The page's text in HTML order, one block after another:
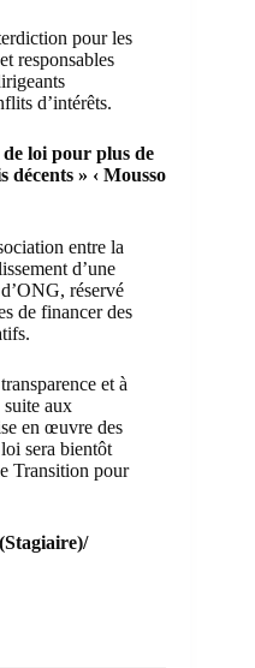
pour les
responsables
d’intérêts.
loi pour plus de
décents » ‹ Mousso
entre la
d’une
réservé
de financer des
et à
suite aux
en œuvre des
sera bientôt
Transition pour